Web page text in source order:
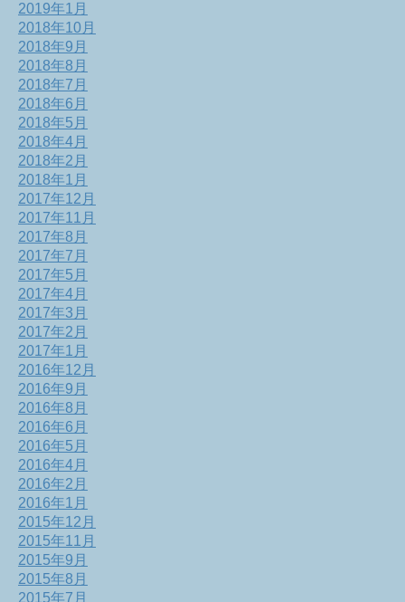
2019年1月
2018年10月
2018年9月
2018年8月
2018年7月
2018年6月
2018年5月
2018年4月
2018年2月
2018年1月
2017年12月
2017年11月
2017年8月
2017年7月
2017年5月
2017年4月
2017年3月
2017年2月
2017年1月
2016年12月
2016年9月
2016年8月
2016年6月
2016年5月
2016年4月
2016年2月
2016年1月
2015年12月
2015年11月
2015年9月
2015年8月
2015年7月